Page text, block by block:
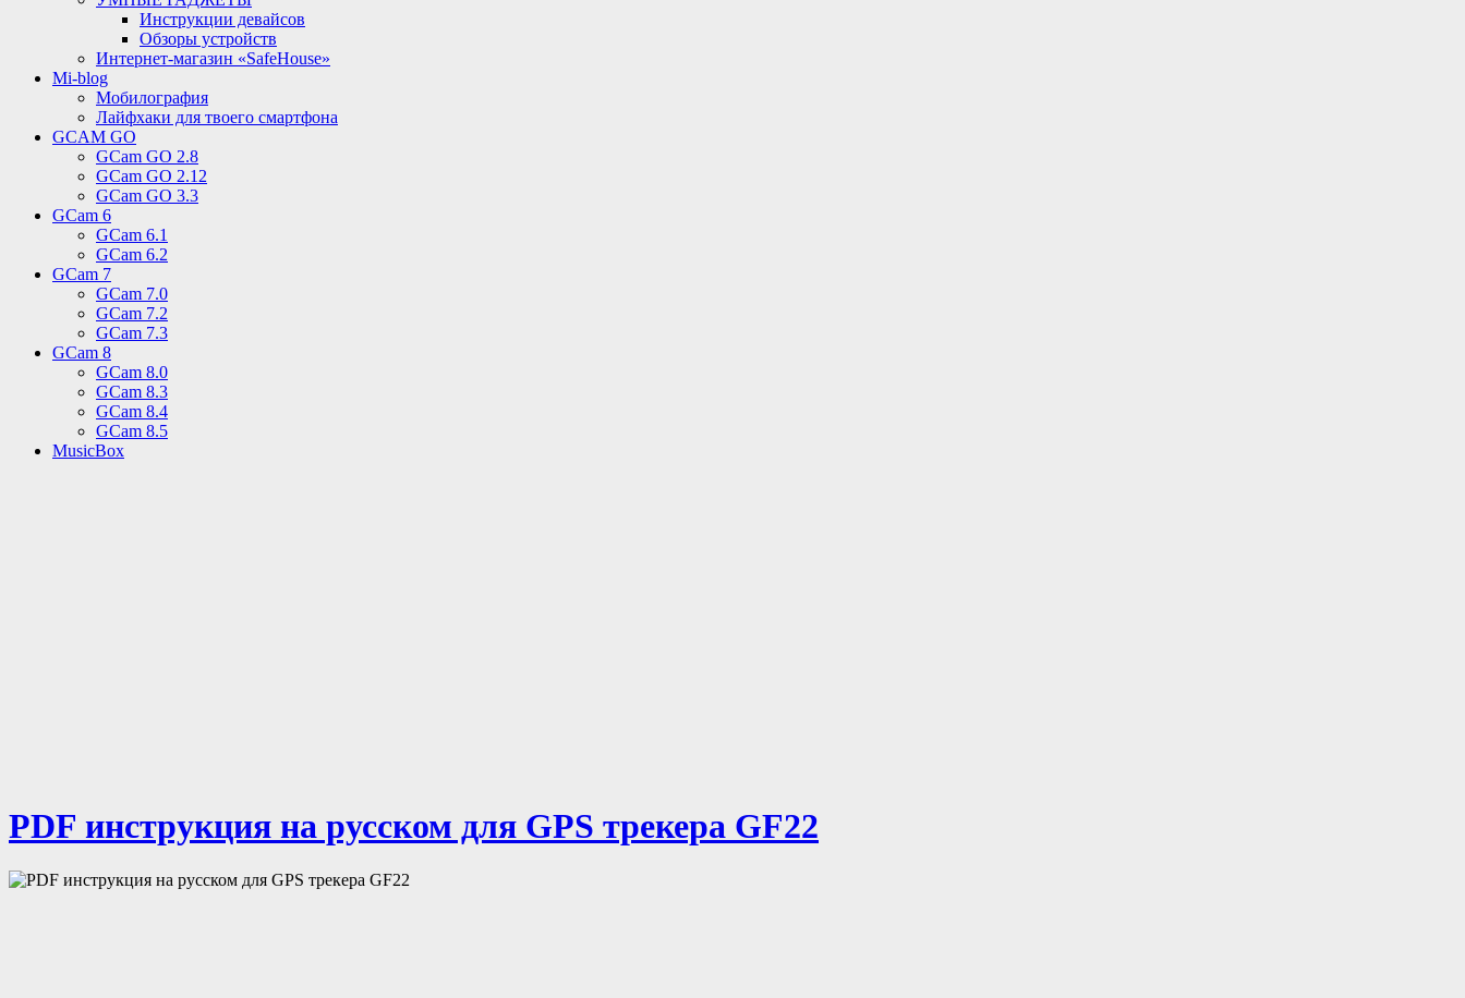
Инструкции девайсов
Обзоры устройств
Интернет-магазин «SafeHouse»
Mi-blog
Мобилография
Лайфхаки для твоего смартфона
GCAM GO
GCam GO 2.8
GCam GO 2.12
GCam GO 3.3
GCam 6
GCam 6.1
GCam 6.2
GCam 7
GCam 7.0
GCam 7.2
GCam 7.3
GCam 8
GCam 8.0
GCam 8.3
GCam 8.4
GCam 8.5
MusicBox
PDF инструкция на русском для GPS трекера GF22